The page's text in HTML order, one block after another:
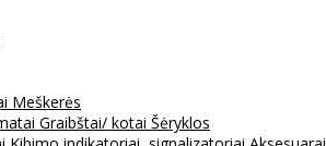
Meškerės
Graibštai/ kotai Šėryklos